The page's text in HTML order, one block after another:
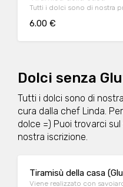
Tutti i dolci sono di nostra
6.00 €
Dolci senza
Tutti i dolci sono di
cura dalla chef Linda.
dolce =) Puoi trovarci
nostra iscrizione.
Tiramisù della casa
Viene realizzato con